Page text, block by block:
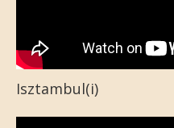
Isztambul(i)